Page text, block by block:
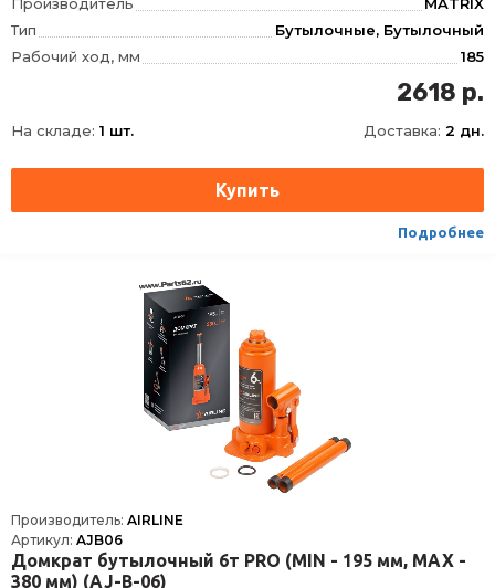
Тип
Бутылочные, Бутылочный
Рабочий ход, мм
185
382
2618 р.
На складе: 1 шт. Доставка: 2 дн.
Подробнее
Производитель: AIRLINE
Артикул: AJB06
Домкрат бутылочный 6т PRO (MIN - 195 мм, MAX -
380 мм) (AJ-B-06)